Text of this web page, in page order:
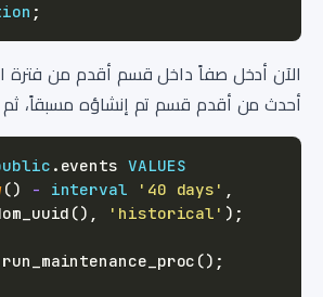
;
الآن أدخل صفاً داخل قسم أقدم من فترة
أحدث من أقدم قسم تم إنشاؤه مسبقاً، ثم
. events VALUES
() - interval '40 days' ,
() , 'historical' ) ;
run_maintenance_proc () ;